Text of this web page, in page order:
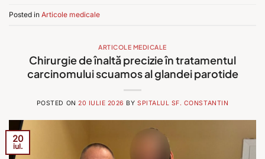
Posted in Articole medicale
ARTICOLE MEDICALE
Chirurgie de înaltă precizie în tratamentul
carcinomului scuamos al glandei parotide
POSTED ON20 IULIE 2026 BYSPITALUL SF. CONSTANTIN
20
iul.